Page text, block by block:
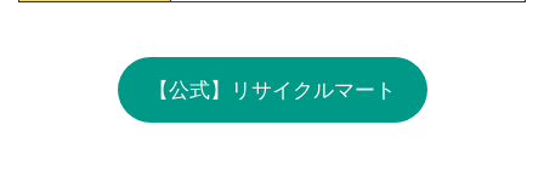
【公式】リサイクルマート